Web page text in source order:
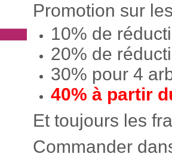
Promotion sur
10% de
20% de
30% pour 4
40% à partir
Et toujours les
Commander